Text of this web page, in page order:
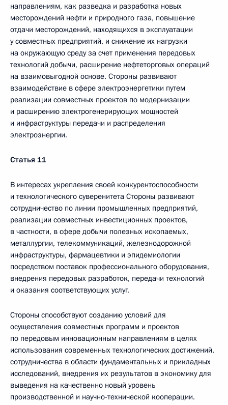
направлениям, как разведка и разработка новых
месторождений нефти и природного газа, повышение
отдачи месторождений, находящихся в эксплуатации
у совместных предприятий, и снижение их нагрузки
на окружающую среду за счет применения передовых
технологий добычи, расширение нефтеторговых операций
на взаимовыгодной основе. Стороны развивают
взаимодействие в сфере электроэнергетики путем
реализации совместных проектов по модернизации
и расширению электрогенерирующих мощностей
и инфраструктуры передачи и распределения
электроэнергии.
Статья 11
В интересах укрепления своей конкурентоспособности
и технологического суверенитета Стороны развивают
сотрудничество по линии промышленных предприятий,
реализации совместных инвестиционных проектов,
в частности, в сфере добычи полезных ископаемых,
металлургии, телекоммуникаций, железнодорожной
инфраструктуры, фармацевтики и эпидемиологии
посредством поставок профессионального оборудования,
внедрения передовых разработок, передачи технологий
и оказания соответствующих услуг.
Стороны способствуют созданию условий для
осуществления совместных программ и проектов
по передовым инновационным направлениям в целях
использования современных технологических достижений,
сотрудничества в области фундаментальных и прикладных
исследований, внедрения их результатов в экономику для
выведения на качественно новый уровень
производственной и научно-технической кооперации.